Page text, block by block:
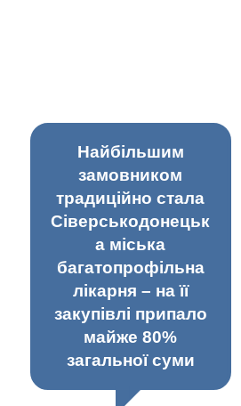
Найбільшим
замовником
традиційно стала
Сіверськодонецьк
а міська
багатопрофільна
лікарня – на її
закупівлі припало
майже 80%
загальної суми